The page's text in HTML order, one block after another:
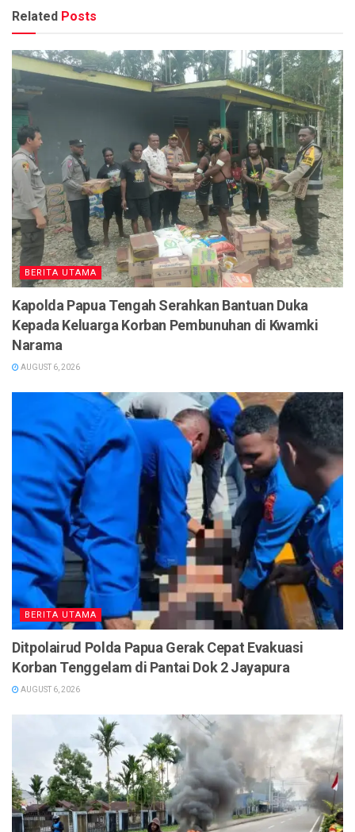
Related Posts
BERITA UTAMA
Kapolda Papua Tengah Serahkan Bantuan Duka
Kepada Keluarga Korban Pembunuhan di Kwamki
Narama
AUGUST 6, 2026
BERITA UTAMA
Ditpolairud Polda Papua Gerak Cepat Evakuasi
Korban Tenggelam di Pantai Dok 2 Jayapura
AUGUST 6, 2026